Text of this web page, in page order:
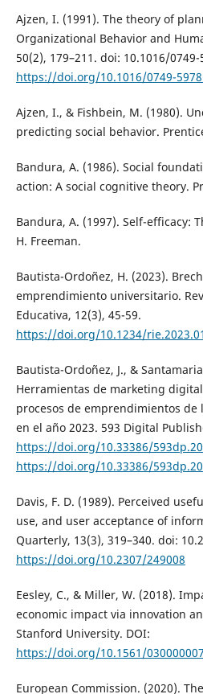
Ajzen, I. (1991). The theory of
Organizational Behavior and
50(2), 179–211. doi: 10.1016/
https://doi.org/10.1016/0749-
Ajzen, I., & Fishbein, M. (1980).
predicting social behavior.
Bandura, A. (1986). Social
action: A social cognitive theory.
Bandura, A. (1997). Self-efficacy:
H. Freeman.
Bautista-Ordoñez, H. (2023).
emprendimiento universitario.
Educativa, 12(3), 45-59.
https://doi.org/10.1234/
Bautista-Ordoñez, J., &
Herramientas de marketing
procesos de emprendimientos de
en el año 2023. 593 Digital
https://doi.org/10.33386/
https://doi.org/10.33386/
Davis, F. D. (1989). Perceived
use, and user acceptance of
Quarterly, 13(3), 319–340. doi:
https://doi.org/10.2307/249008
Eesley, C., & Miller, W. (2018).
economic impact via innovation
Stanford University. DOI:
https://doi.org/10.1561/
European Commission. (2020).